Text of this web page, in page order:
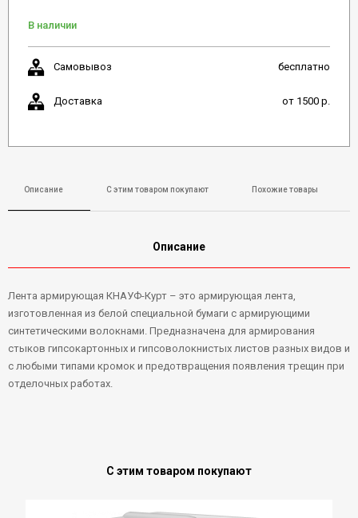
В наличии
Самовывоз бесплатно
Доставка от 1500 р.
Описание С этим товаром покупают Похожие товары
Описание
Лента армирующая КНАУФ-Курт – это армирующая лента,
изготовленная из белой специальной бумаги с армирующими
синтетическими волокнами. Предназначена для армирования
стыков гипсокартонных и гипсоволокнистых листов разных видов и
с любыми типами кромок и предотвращения появления трещин при
отделочных работах.
С этим товаром покупают